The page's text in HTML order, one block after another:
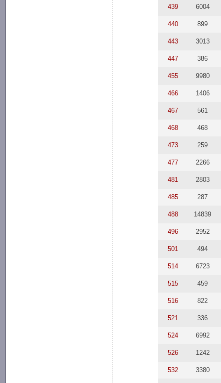
439 6004
440 899
443 3013
447 386
455 9980
466 1406
467 561
468 468
473 259
477 2266
481 2803
485 287
488 14839
496 2952
501 494
514 6723
515 459
516 822
521 336
524 6992
526 1242
532 3380